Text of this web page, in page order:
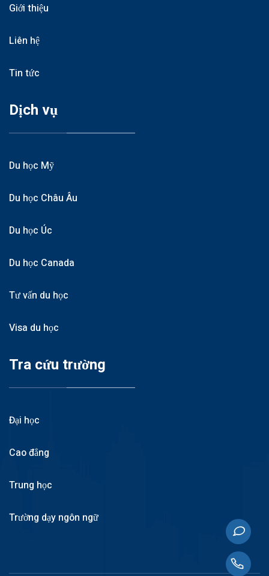
Giới thiệu
Liên hệ
Tin tức
Dịch vụ
Du học Mỹ
Du học Châu Âu
Du học Úc
Du học Canada
Tư vấn du học
Visa du học
Tra cứu trường
Đại học
Cao đẳng
Trung học
Trường dạy ngôn ngữ